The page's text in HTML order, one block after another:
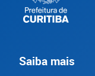
Saiba mais